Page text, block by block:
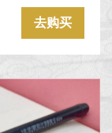
去购买